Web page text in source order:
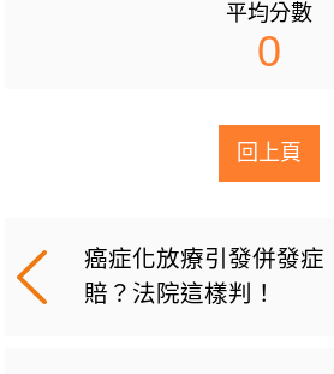
平均分數
0
回上頁
癌症化放療引發併發症
賠？法院這樣判！